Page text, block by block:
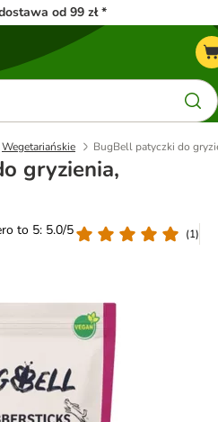
od 99 zł *
Wegetariańskie BugBell patyczki do
gryzienia,
to 5: 5.0/5
(1)